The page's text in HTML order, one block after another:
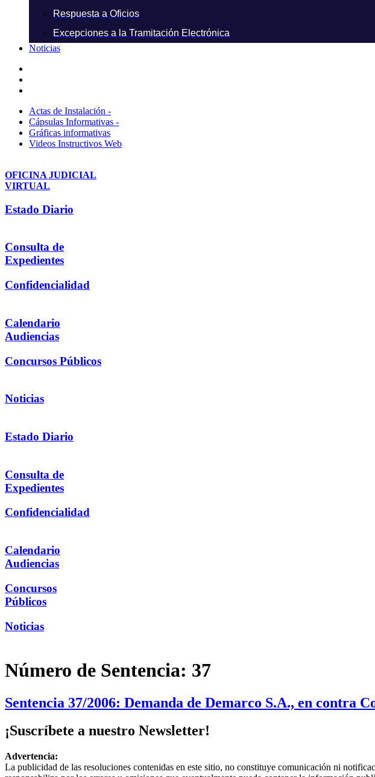
Respuesta a Oficios
Excepciones a la Tramitación Electrónica
Noticias
Actas de Instalación -
Cápsulas Informativas -
Gráficas informativas
Videos Instructivos Web
OFICINA JUDICIAL
VIRTUAL
Estado Diario
Consulta de
Expedientes
Confidencialidad
Calendario
Audiencias
Concursos Públicos
Noticias
Estado Diario
Consulta de
Expedientes
Confidencialidad
Calendario
Audiencias
Concursos
Públicos
Noticias
Número de Sentencia: 37
Sentencia 37/2006: Demanda de Demarco S.A., en contra
¡Suscríbete a nuestro Newsletter!
Advertencia:
La publicidad de las resoluciones contenidas en este sitio, no constituye comunicación ni